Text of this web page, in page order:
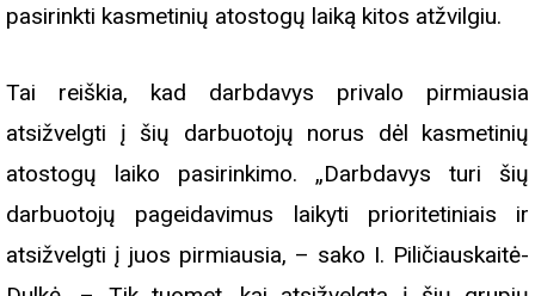
pasirinkti kasmetinių atostogų laiką kitos atžvilgiu.
Tai reiškia, kad darbdavys privalo pirmiausia
atsižvelgti į šių darbuotojų norus dėl kasmetinių
atostogų laiko pasirinkimo. „Darbdavys turi šių
darbuotojų pageidavimus laikyti prioritetiniais ir
atsižvelgti į juos pirmiausia, – sako I. Piličiauskaitė-